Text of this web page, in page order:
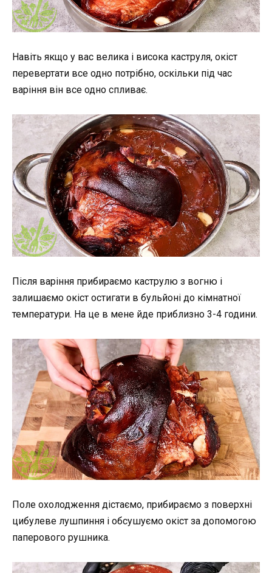
Навіть якщо у вас велика і висока каструля, окіст
перевертати все одно потрібно, оскільки під час
варіння він все одно спливає.
Після варіння прибираємо каструлю з вогню і
залишаємо окіст остигати в бульйоні до кімнатної
температури. На це в мене йде приблизно 3-4 години.
Поле охолодження дістаємо, прибираємо з поверхні
цибулеве лушпиння і обсушуємо окіст за допомогою
паперового рушника.